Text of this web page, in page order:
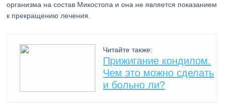
организма на состав Микостопа и она не является показанием
к прекращению лечения.
Читайте также:
Прижигание кондилом.
Чем это можно сделать
и больно ли?